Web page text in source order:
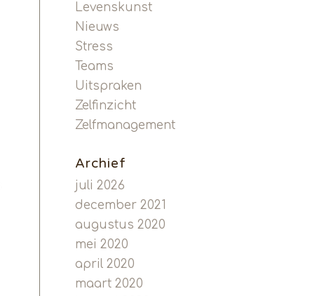
Levenskunst
Nieuws
Stress
Teams
Uitspraken
Zelfinzicht
Zelfmanagement
Archief
juli 2026
december 2021
augustus 2020
mei 2020
april 2020
maart 2020